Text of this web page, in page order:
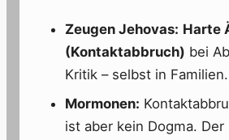
Zeugen Jehovas: Harte
(Kontaktabbruch) bei
Kritik – selbst in Familien.
Mormonen:
ist aber kein Dogma. Der